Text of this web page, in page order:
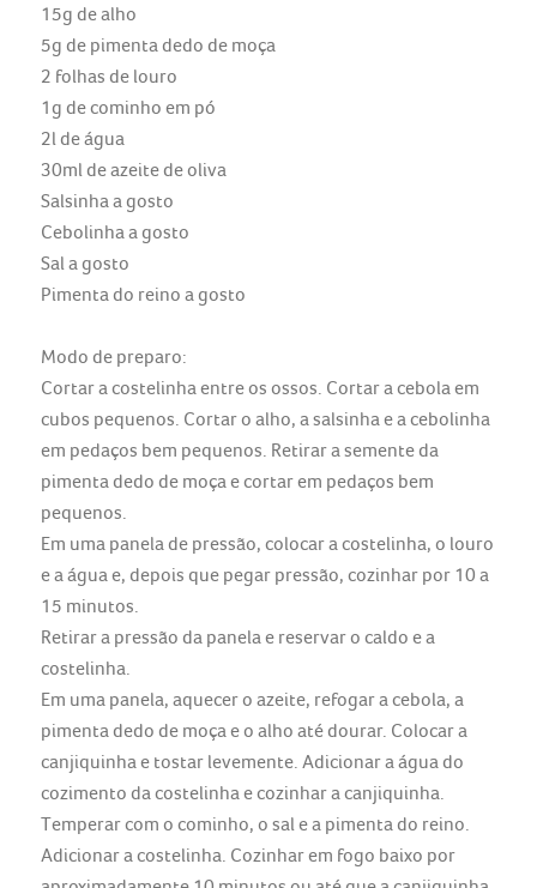
15g de alho
5g de pimenta dedo de moça
2 folhas de louro
1g de cominho em pó
2l de água
30ml de azeite de oliva
Salsinha a gosto
Cebolinha a gosto
Sal a gosto
Pimenta do reino a gosto
Modo de preparo:
Cortar a costelinha entre os ossos. Cortar a cebola em
cubos pequenos. Cortar o alho, a salsinha e a cebolinha
em pedaços bem pequenos. Retirar a semente da
pimenta dedo de moça e cortar em pedaços bem
pequenos.
Em uma panela de pressão, colocar a costelinha, o louro
e a água e, depois que pegar pressão, cozinhar por 10 a
15 minutos.
Retirar a pressão da panela e reservar o caldo e a
costelinha.
Em uma panela, aquecer o azeite, refogar a cebola, a
pimenta dedo de moça e o alho até dourar. Colocar a
canjiquinha e tostar levemente. Adicionar a água do
cozimento da costelinha e cozinhar a canjiquinha.
Temperar com o cominho, o sal e a pimenta do reino.
Adicionar a costelinha. Cozinhar em fogo baixo por